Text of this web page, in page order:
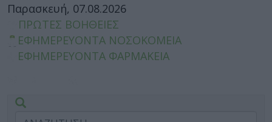
Παρασκευή, 07.08.2026
ΠΡΩΤΕΣ ΒΟΗΘΕΙΕΣ
ΕΦΗΜΕΡΕΥΟΝΤΑ ΝΟΣΟΚΟΜΕΙΑ
ΕΦΗΜΕΡΕΥΟΝΤΑ ΦΑΡΜΑΚΕΙΑ